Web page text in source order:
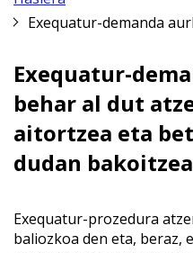
Exequatur-demanda aurkeztu behar al dut atzerriko
Exequatur-
behar al dut
aitortzea eta
dudan
Exequatur-prozedura
baliozkoa den eta, beraz,